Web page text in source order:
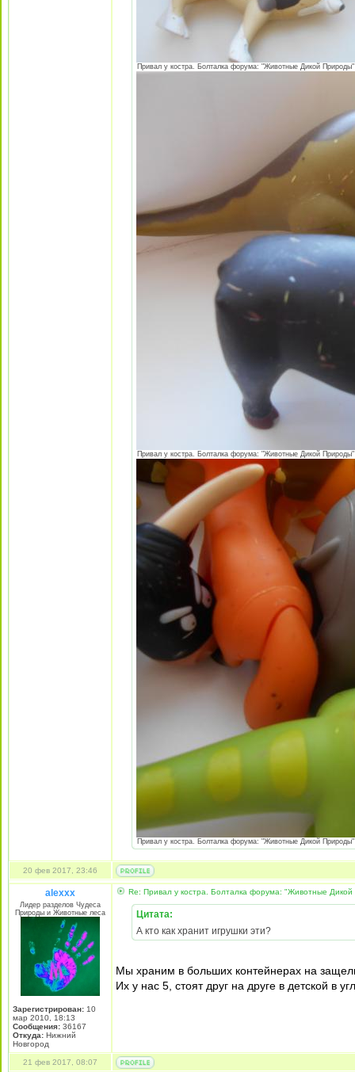
Привал у костра. Болталка форума: "Животные Дикой
Привал у костра. Болталка форума: "Животные Дикой
Привал у костра. Болталка форума: "Животные Дикой
20 фев 2017, 23:46
alexxx
Лидер разделов Чудеса
Природы и Животные леса
Зарегистрирован: 10
мар 2010, 18:13
Сообщения: 36167
Откуда: Нижний
Новгород
Re: Привал у костра. Болталка форума: "Животные
Цитата:
А кто как хранит игрушки эти?
Мы храним в больших контейнерах на
Их у нас 5, стоят друг на друге в детской в
21 фев 2017, 08:07